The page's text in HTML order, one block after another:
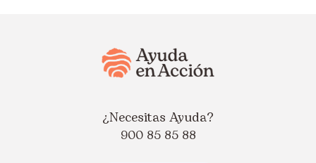
¿Necesitas Ayuda?
900 85 85 88